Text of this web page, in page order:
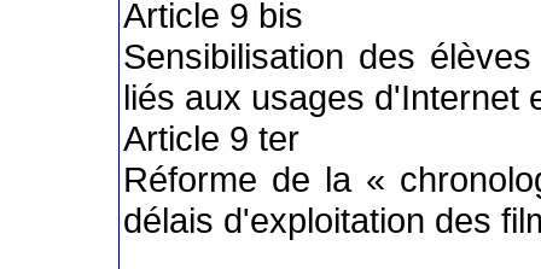
Article 9 bis
Sensibilisation des
liés aux usages d'Internet
Article 9 ter
Réforme de la «
délais d'exploitation des